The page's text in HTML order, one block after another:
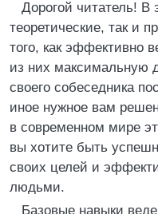
Дорогой читатель! В
теоретические, так и
того, как эффективно
из них максимальную
своего собеседника
иное нужное вам
в современном мире
вы хотите быть
своих целей и
людьми.
Базовые навыки